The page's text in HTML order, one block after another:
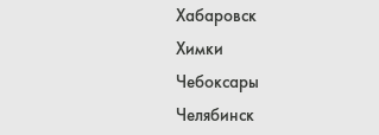
Хабаровск
Химки
Чебоксары
Челябинск